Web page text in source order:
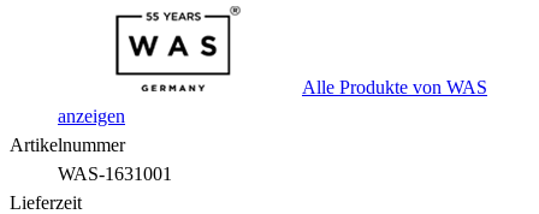
Alle Produkte von WAS
anzeigen
Artikelnummer
WAS-1631001
Lieferzeit